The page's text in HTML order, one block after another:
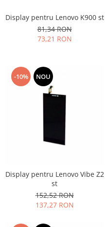
Sony
Touchscreen Huawei
UTOK
Vodafone
Display pentru Lenovo K900 st
81,34 RON
73,21 RON
-10% NOU
Display pentru Lenovo Vibe Z2
st
152,52 RON
137,27 RON